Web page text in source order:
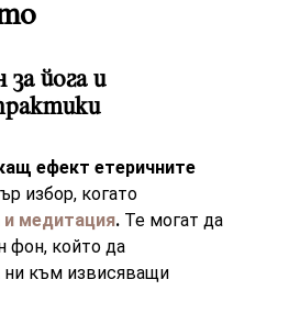
йога и
ефект етеричните
избор, когато
и медитация. Те могат да
фон, който да
ни към извисяващи